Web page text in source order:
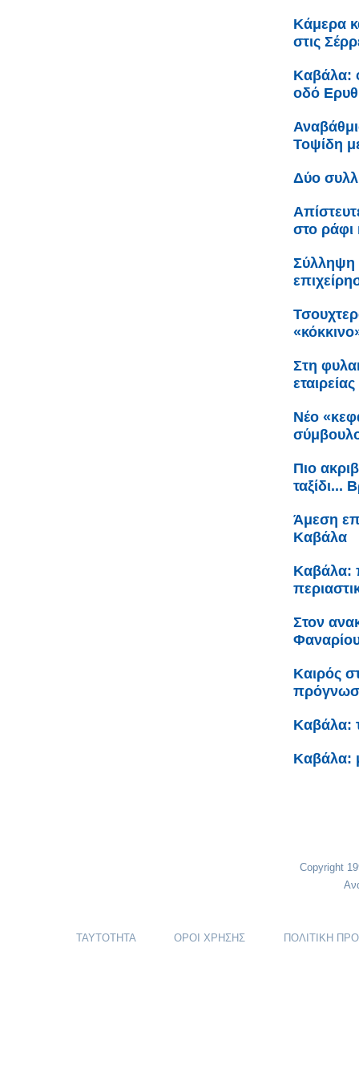
Κάμερα
στις
Καβάλα:
οδό
Τοψίδη
Δύο
στο ράφι
Σύλληψη
Στη
Νέο
Πιο
ταξίδι...
Άμεση
Καβάλα
Καβάλα:
Στον
Καιρός
Καβάλα:
Καβάλα:
Copyright
ΤΑΥΤΟΤΗΤΑ ΟΡΟΙ ΧΡΗΣΗΣ ΠΟΛΙΤΙΚΗ